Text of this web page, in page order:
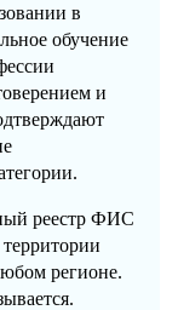
в
обучение
и
реестр ФИС
регионе.